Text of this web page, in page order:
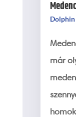
Dolphin
már